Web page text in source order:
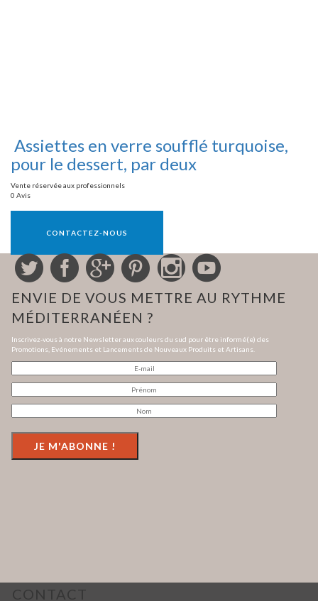
Assiettes en verre soufflé turquoise,
pour le dessert, par deux
Vente réservée aux professionnels
0 Avis
CONTACTEZ-NOUS
ENVIE DE VOUS METTRE AU RYTHME
MÉDITERRANÉEN ?
Inscrivez-vous à notre Newsletter aux couleurs du sud pour être informé(e) des
Promotions, Evénements et Lancements de Nouveaux Produits et Artisans.
CONTACT